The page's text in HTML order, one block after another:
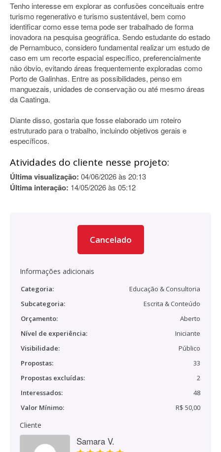
Tenho interesse em explorar as confusões conceituais entre
turismo regenerativo e turismo sustentável, bem como
identificar como esse tema pode ser trabalhado de forma
inovadora na pesquisa geográfica. Sendo estudante do estado
de Pernambuco, considero fundamental realizar um estudo de
caso em um recorte espacial específico, preferencialmente
não óbvio, evitando áreas frequentemente exploradas como
Porto de Galinhas. Entre as possibilidades, penso em
manguezais, unidades de conservação ou até mesmo áreas
da Caatinga.
Diante disso, gostaria que fosse elaborado um roteiro
estruturado para o trabalho, incluindo objetivos gerais e
específicos.
Atividades do cliente nesse projeto:
Última visualização: 04/06/2026 às 20:13
Última interação: 14/05/2026 às 05:12
Cancelado
Informações adicionais
Categoria:
Educação & Consultoria
Subcategoria:
Escrita & Conteúdo
Orçamento:
Aberto
Nível de experiência:
Iniciante
Visibilidade:
Público
Propostas:
33
Propostas excluídas:
2
Interessados:
48
Valor Mínimo:
R$ 50,00
Cliente
Samara V.